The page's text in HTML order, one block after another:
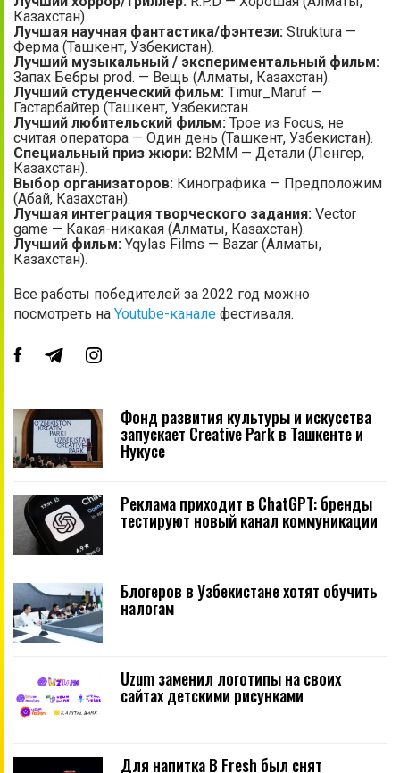
Казахстан).
Лучшая научная фантастика/фэнтези: Struktura —
Ферма (Ташкент, Узбекистан).
Лучший музыкальный / экспериментальный фильм:
Запах Бебры prod. — Вещь (Алматы, Казахстан).
Лучший студенческий фильм: Timur_Maruf —
Гастарбайтер (Ташкент, Узбекистан.
Лучший любительский фильм: Трое из Focus, не
считая оператора — Один день (Ташкент, Узбекистан).
Специальный приз жюри: B2MM — Детали (Ленгер,
Казахстан).
Выбор организаторов: Кинографика — Предположим
(Абай, Казахстан).
Лучшая интеграция творческого задания: Vector
game — Какая-никакая (Алматы, Казахстан).
Лучший фильм: Yqylas Films — Bazar (Алматы,
Казахстан).
Все работы победителей за 2022 год можно
посмотреть на Youtube-канале фестиваля.
Фонд развития культуры и искусства
запускает Creative Park в Ташкенте и
Нукусе
Реклама приходит в ChatGPT: бренды
тестируют новый канал коммуникации
Блогеров в Узбекистане хотят обучить
налогам
Uzum заменил логотипы на своих
сайтах детскими рисунками
Для напитка B Fresh был снят